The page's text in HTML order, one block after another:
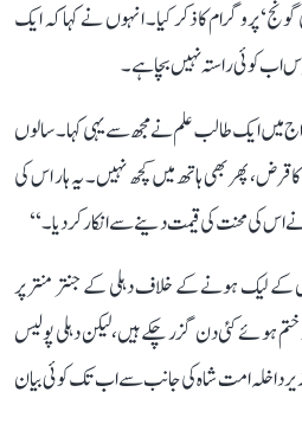
پروگرام کا ذکر کیا۔ انہوں نے کہا کہ ایک
کوئی راستہ نہیں بچا ہے۔
میں ایک طالب علم نے مجھ سے یہی کہا۔ سالوں
قرض، پھر بھی ہاتھ میں کچھ نہیں۔ یہ ہار اس کی
کی محنت کی قیمت دینے سے انکار کر دیا۔‘‘
کے لیک ہونے کے خلاف دہلی کے جنتر منتر پر
ہوئے کئی دن گزر چکے ہیں، لیکن دہلی پولیس
داخلہ امت شاہ کی جانب سے اب تک کوئی بیان